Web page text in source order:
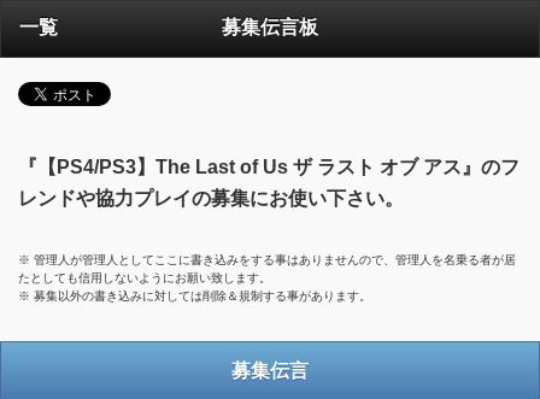
一覧 募集伝言板
『【PS4/PS3】The Last of Us ザ ラスト オブ アス』のフ
レンドや協力プレイの募集にお使い下さい。
※ 管理人が管理人としてここに書き込みをする事はありませんので、管理人を名乗る者が居
たとしても信用しないようにお願い致します。
※ 募集以外の書き込みに対しては削除＆規制する事があります。
募集伝言